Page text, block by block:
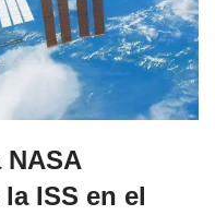
ISS en el